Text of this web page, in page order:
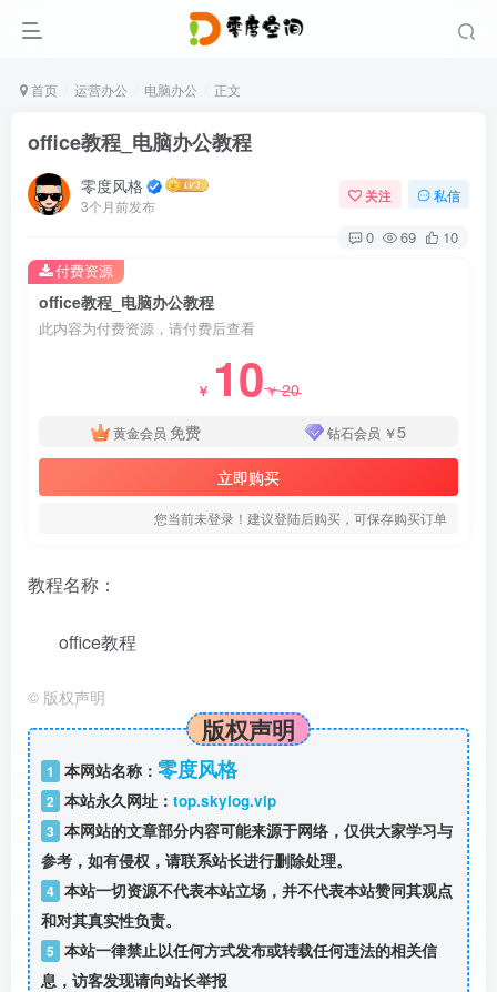
首页 运营办公 电脑办公 正文
office教程_电脑办公教程
零度风格
3个月前发布
关注 私信
0 69 10
office教程_电脑办公教程
此内容为付费资源，请付费后查看
￥ 10￥20
黄金会员 免费 钻石会员 ￥5
立即购买
您当前未登录！建议登陆后购买，可保存购买订单
付费资源
教程名称：
office教程
© 版权声明
版权声明
1 本网站名称： 零度风格
2 本站永久网址： top.skylog.vip
3 本网站的文章部分内容可能来源于网络，仅供大家学习与
参考，如有侵权，请联系站长进行删除处理。
4 本站一切资源不代表本站立场，并不代表本站赞同其观点
和对其真实性负责。
5 本站一律禁止以任何方式发布或转载任何违法的相关信
息，访客发现请向站长举报